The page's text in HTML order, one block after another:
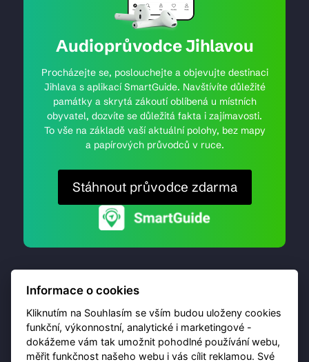
Audioprůvodce Jihlavou
Procházejte se, poslouchejte a objevujte destinaci
Jihlava s aplikací SmartGuide. Navštívíte důležité
památky a skrytá zákoutí oblíbená u místních
obyvatel, dozvíte se důležitá fakta i zajímavosti.
To vše na základě vaší aktuální polohy, bez mapy
a papírových průvodců v ruce.
Stáhnout průvodce zdarma
© 2026 Destinační portál provozujeBrána Jihlavy,
Informace o cookies
Kliknutím na Souhlasím se vším budou uloženy cookies
funkční, výkonnostní, analytické i marketingové -
dokážeme vám tak umožnit pohodlné používání webu,
měřit funkčnost našeho webu i vás cílit reklamou. Své